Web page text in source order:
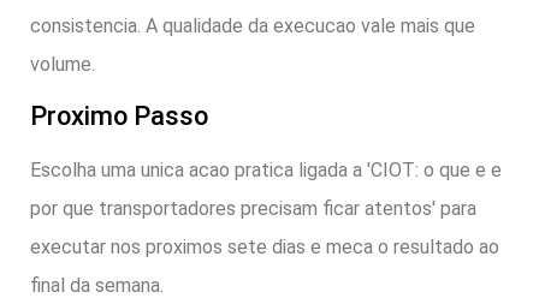
consistencia. A qualidade da execucao vale mais que
volume.
Proximo Passo
Escolha uma unica acao pratica ligada a 'CIOT: o que e e
por que transportadores precisam ficar atentos' para
executar nos proximos sete dias e meca o resultado ao
final da semana.